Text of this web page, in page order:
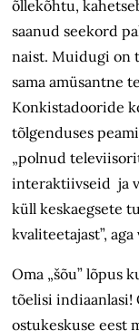
õllekõhtu,
saanud seekord
naist. Muidugi on
sama amüsantne
Konkistadooride
tõlgenduses
„polnud
interaktiivseid ja
küll keskaegsete
kvaliteetajast”,
Oma „šõu” lõpus
tõelisi indiaanlasi!
ostukeskuse eest